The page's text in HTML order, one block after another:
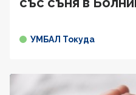
УМБАЛ Токуда